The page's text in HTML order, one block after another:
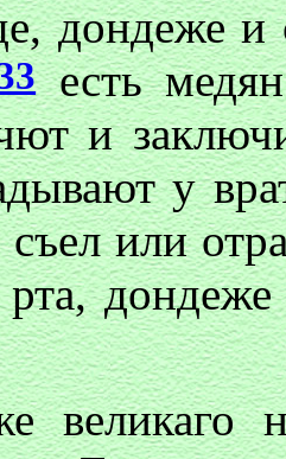
дондеже
есть
и
у
или
великаго